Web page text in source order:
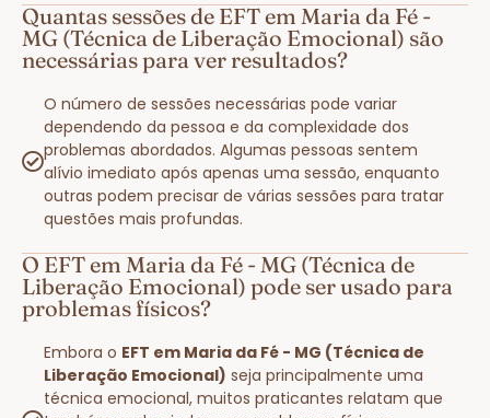
Quantas sessões de EFT em Maria da Fé -
MG (Técnica de Liberação Emocional) são
necessárias para ver resultados?
O número de sessões necessárias pode variar
dependendo da pessoa e da complexidade dos
problemas abordados. Algumas pessoas sentem
alívio imediato após apenas uma sessão, enquanto
outras podem precisar de várias sessões para tratar
questões mais profundas.
O EFT em Maria da Fé - MG (Técnica de
Liberação Emocional) pode ser usado para
problemas físicos?
Embora o EFT em Maria da Fé - MG (Técnica de
Liberação Emocional) seja principalmente uma
técnica emocional, muitos praticantes relatam que